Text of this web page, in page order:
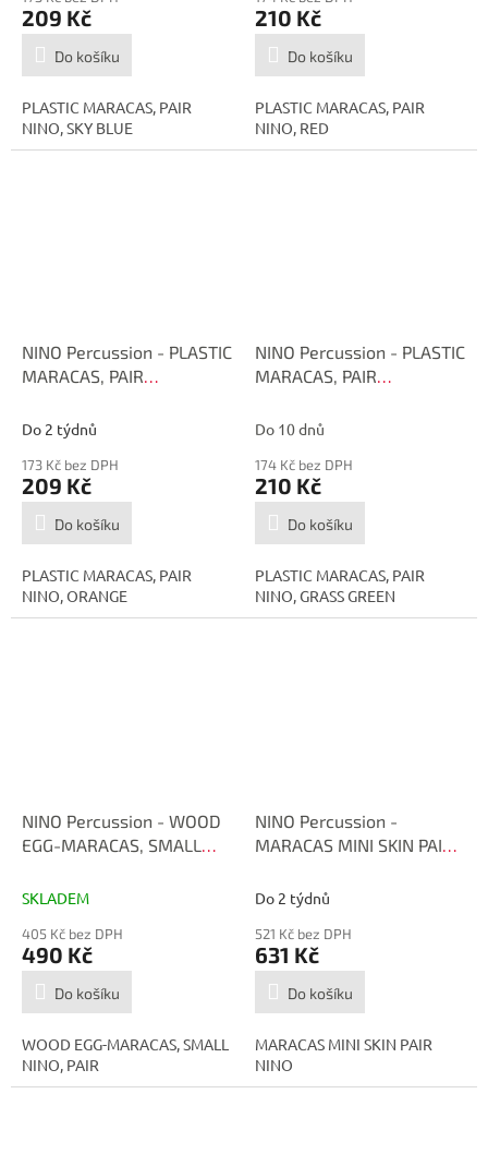
209 Kč
Do košíku
PLASTIC MARACAS, PAIR
NINO, SKY BLUE
210 Kč
Do košíku
PLASTIC MARACAS, PAIR
NINO, RED
NINO Percussion - PLASTIC
MARACAS, PAIR
Do 2 týdnů
173 Kč bez DPH
209 Kč
Do košíku
PLASTIC MARACAS, PAIR
NINO, ORANGE
NINO Percussion - PLASTIC
MARACAS, PAIR
Do 10 dnů
174 Kč bez DPH
210 Kč
Do košíku
PLASTIC MARACAS, PAIR
NINO, GRASS GREEN
NINO Percussion - WOOD
EGG-MARACAS, SMALL
SKLADEM
405 Kč bez DPH
490 Kč
Do košíku
WOOD EGG-MARACAS, SMALL
NINO, PAIR
NINO Percussion -
MARACAS MINI SKIN PAIR
Do 2 týdnů
521 Kč bez DPH
631 Kč
Do košíku
MARACAS MINI SKIN PAIR
NINO